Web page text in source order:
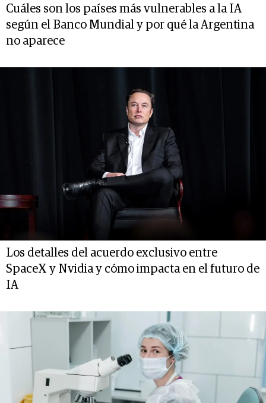
Cuáles son los países más vulnerables a la IA
según el Banco Mundial y por qué la Argentina
no aparece
Los detalles del acuerdo exclusivo entre
SpaceX y Nvidia y cómo impacta en el futuro de
IA